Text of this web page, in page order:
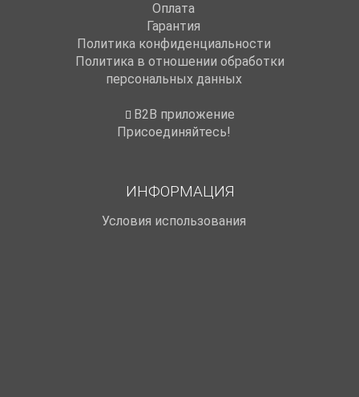
Оплата
Гарантия
Политика конфиденциальности
Политика в отношении обработки
персональных данных
B2B приложение
Присоединяйтесь!
ИНФОРМАЦИЯ
Условия использования